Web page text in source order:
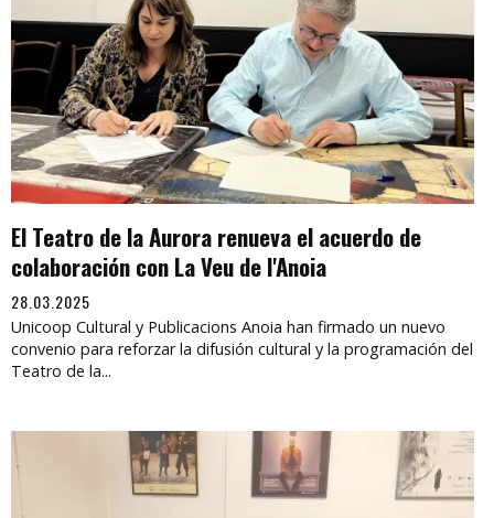
El Teatro de la Aurora renueva el acuerdo de
colaboración con La Veu de l'Anoia
28.03.2025
Unicoop Cultural y Publicacions Anoia han firmado un nuevo
convenio para reforzar la difusión cultural y la programación del
Teatro de la...